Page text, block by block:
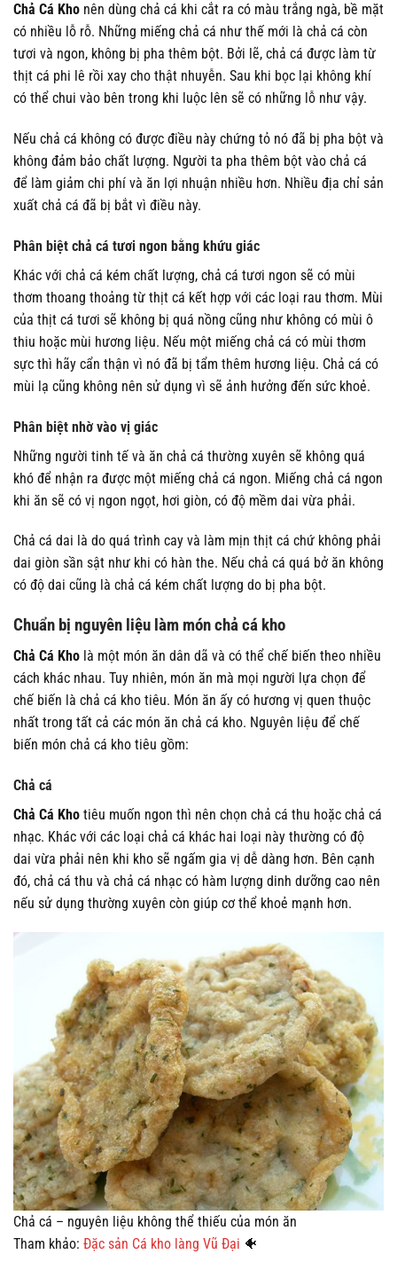
Chả Cá Kho nên dùng chả cá khi cắt ra có màu trắng ngà, bề mặt
có nhiều lỗ rỗ. Những miếng chả cá như thế mới là chả cá còn
tươi và ngon, không bị pha thêm bột. Bởi lẽ, chả cá được làm từ
thịt cá phi lê rồi xay cho thật nhuyễn. Sau khi bọc lại không khí
có thể chui vào bên trong khi luộc lên sẽ có những lỗ như vậy.
Nếu chả cá không có được điều này chứng tỏ nó đã bị pha bột và
không đảm bảo chất lượng. Người ta pha thêm bột vào chả cá
để làm giảm chi phí và ăn lợi nhuận nhiều hơn. Nhiều địa chỉ sản
xuất chả cá đã bị bắt vì điều này.
Phân biệt chả cá tươi ngon bằng khứu giác
Khác với chả cá kém chất lượng, chả cá tươi ngon sẽ có mùi
thơm thoang thoảng từ thịt cá kết hợp với các loại rau thơm. Mùi
của thịt cá tươi sẽ không bị quá nồng cũng như không có mùi ô
thiu hoặc mùi hương liệu. Nếu một miếng chả cá có mùi thơm
sực thì hãy cẩn thận vì nó đã bị tẩm thêm hương liệu. Chả cá có
mùi lạ cũng không nên sử dụng vì sẽ ảnh hưởng đến sức khoẻ.
Phân biệt nhờ vào vị giác
Những người tinh tế và ăn chả cá thường xuyên sẽ không quá
khó để nhận ra được một miếng chả cá ngon. Miếng chả cá ngon
khi ăn sẽ có vị ngon ngọt, hơi giòn, có độ mềm dai vừa phải.
Chả cá dai là do quá trình cay và làm mịn thịt cá chứ không phải
dai giòn sần sật như khi có hàn the. Nếu chả cá quá bở ăn không
có độ dai cũng là chả cá kém chất lượng do bị pha bột.
Chuẩn bị nguyên liệu làm món chả cá kho
Chả Cá Kho là một món ăn dân dã và có thể chế biến theo nhiều
cách khác nhau. Tuy nhiên, món ăn mà mọi người lựa chọn để
chế biến là chả cá kho tiêu. Món ăn ấy có hương vị quen thuộc
nhất trong tất cả các món ăn chả cá kho. Nguyên liệu để chế
biến món chả cá kho tiêu gồm:
Chả cá
Chả Cá Kho tiêu muốn ngon thì nên chọn chả cá thu hoặc chả cá
nhạc. Khác với các loại chả cá khác hai loại này thường có độ
dai vừa phải nên khi kho sẽ ngấm gia vị dễ dàng hơn. Bên cạnh
đó, chả cá thu và chả cá nhạc có hàm lượng dinh dưỡng cao nên
nếu sử dụng thường xuyên còn giúp cơ thể khoẻ mạnh hơn.
Chả cá – nguyên liệu không thể thiếu của món ăn
Tham khảo: Đặc sản Cá kho làng Vũ Đại 🐠